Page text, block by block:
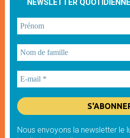
NEWSLETTER QUOTIDIENNE
Nous envoyons la newsletter le